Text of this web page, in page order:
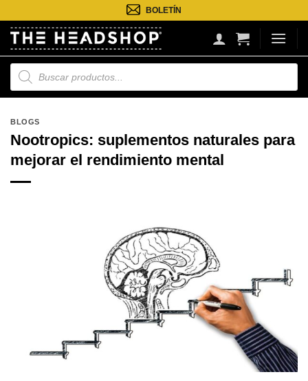
contenido
BOLETÍN
Búsqueda
de
productos
BLOGS
Nootropics: suplementos naturales para
mejorar el rendimiento mental